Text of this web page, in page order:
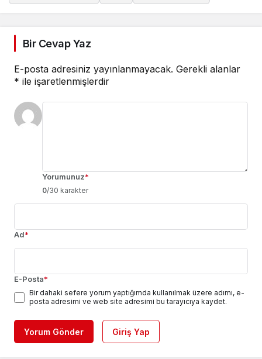
Bir Cevap Yaz
E-posta adresiniz yayınlanmayacak. Gerekli alanlar
* ile işaretlenmişlerdir
Yorumunuz*
0/30 karakter
Ad*
E-Posta*
Bir dahaki sefere yorum yaptığımda kullanılmak üzere adımı, e-
posta adresimi ve web site adresimi bu tarayıcıya kaydet.
Yorum Gönder Giriş Yap